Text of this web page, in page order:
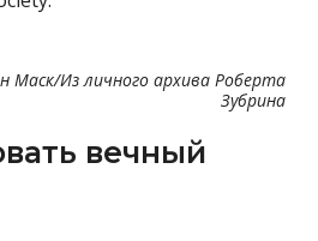
Маск/Из личного архива Роберта
Зубрина
вечный